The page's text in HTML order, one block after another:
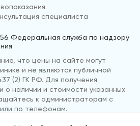
специалиста
Федеральная служба по надзору
что цены на сайте могут
и не являются публичной
(2) ГК РФ. Для получения
наличии и стоимости указанных
к администраторам с
по телефонам.